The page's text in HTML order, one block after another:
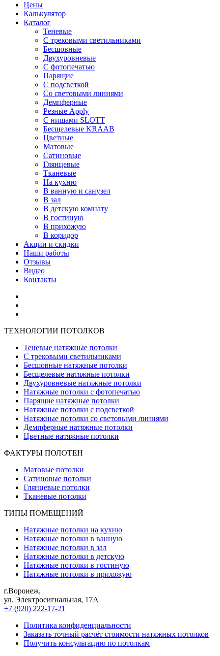
Цены
Калькулятор
Каталог
Теневые
С трековыми светильниками
Бесшовные
Двухуровневые
С фотопечатью
Парящие
С подсветкой
Со световыми линиями
Демпферные
Резные Apply
С нишами SLOTT
Бесщелевые KRAAB
Цветные
Матовые
Сатиновые
Глянцевые
Тканевые
На кухню
В ванную и санузел
В зал
В детскую комнату
В гостиную
В прихожую
В коридор
Акции и скидки
Наши работы
Отзывы
Видео
Контакты
ТЕХНОЛОГИИ ПОТОЛКОВ
Теневые натяжные потолки
С трековыми светильниками
Бесшовные натяжные потолки
Бесщелевые натяжные потолки
Двухуровневые натяжные потолки
Натяжные потолки с фотопечатью
Парящие натяжные потолки
Натяжные потолки с подсветкой
Натяжные потолки со световыми линиями
Демпферные натяжные потолки
Цветные натяжные потолки
ФАКТУРЫ ПОЛОТЕН
Матовые потолки
Сатиновые потолки
Глянцевые потолки
Тканевые потолки
ТИПЫ ПОМЕЩЕНИЙ
Натяжные потолки на кухню
Натяжные потолки в ванную
Натяжные потолки в зал
Натяжные потолки в детскую
Натяжные потолки в гостиную
Натяжные потолки в прихожую
г.Воронеж,
ул. Электросигнальная, 17А
+7 (920) 222-17-21
Политика конфиденциальности
Заказать точный расчёт стоимости натяжных потолков
Получить консультацию по потолкам